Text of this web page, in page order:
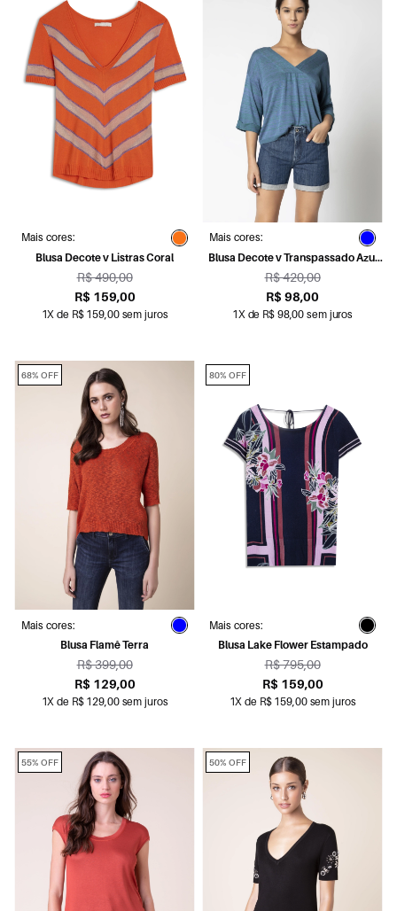
Mais cores:
Blusa Decote v Listras Coral
R$ 490,00
R$ 159,00
1X de R$ 159,00 sem juros
Mais cores:
Blusa Decote v Transpassado Azul
Seco
R$ 420,00
R$ 98,00
1X de R$ 98,00 sem juros
Mais cores:
Blusa Flamê Terra
R$ 399,00
R$ 129,00
1X de R$ 129,00 sem juros
68% OFF
Mais cores:
Blusa Lake Flower Estampado
R$ 795,00
R$ 159,00
1X de R$ 159,00 sem juros
80% OFF
55% OFF 50% OFF